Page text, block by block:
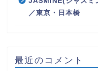
／東京・日本橋
最近のコメント